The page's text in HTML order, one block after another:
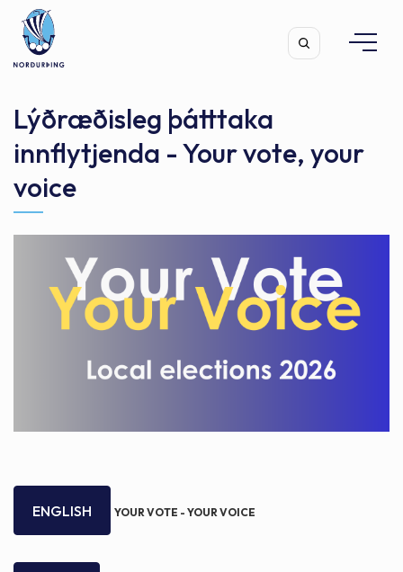
Leita
Lýðræðisleg þátttaka
innflytjenda - Your vote, your
voice
ENGLISH YOUR VOTE - YOUR VOICE